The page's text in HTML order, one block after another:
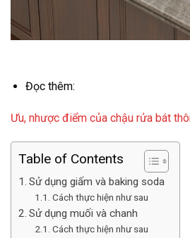
Đọc thêm:
Ưu, nhược điểm của chậu rửa bát
Table of Contents
Sử dụng giấm và baking soda
Cách thực hiện như sau
Sử dụng muối và chanh
Cách thực hiện như sau